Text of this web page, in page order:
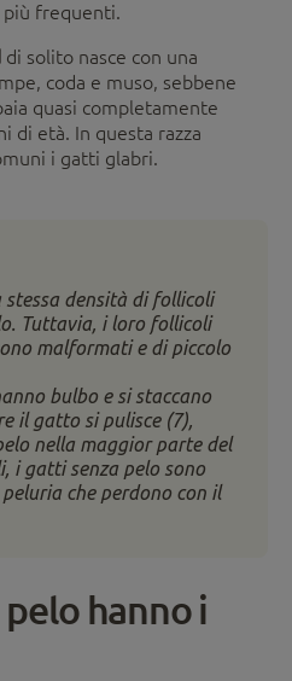
più frequenti.
di solito nasce con una
coda e muso, sebbene
quasi completamente
di età. In questa razza
i gatti glabri.
densità di follicoli
Tuttavia, i loro follicoli
malformati e di piccolo
bulbo e si staccano
il gatto si pulisce (7),
nella maggior parte del
i gatti senza pelo sono
che perdono con il
hanno i